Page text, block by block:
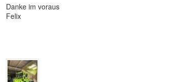
Danke im voraus
Felix